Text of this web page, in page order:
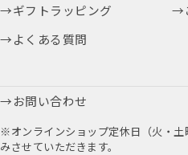
ギフトラッピング
よくある質問
お問い合わせ
※オンラインショップ定休日（火・
みさせていただきます。